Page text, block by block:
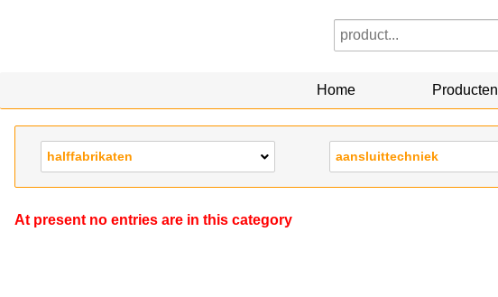
Home Producten
halffabrikaten aansluittechniek
At present no entries are in this category